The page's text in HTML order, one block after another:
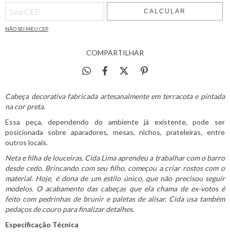
CALCULAR
NÃO SEI MEU CEP
COMPARTILHAR
Cabeça decorativa fabricada artesanalmente em terracota e pintada
na cor preta.
Essa peça, dependendo do ambiente já existente, pode ser
posicionada sobre aparadores, mesas, nichos, prateleiras, entre
outros locais.
Neta e filha de louceiras, Cida Lima aprendeu a trabalhar com o barro
desde cedo. Brincando com seu filho, começou a criar rostos com o
material. Hoje, é dona de um estilo único, que não precisou seguir
modelos. O acabamento das cabeças que ela chama de ex-votos é
feito com pedrinhas de brunir e paletas de alisar. Cida usa também
pedaços de couro para finalizar detalhes.
Especificação Técnica